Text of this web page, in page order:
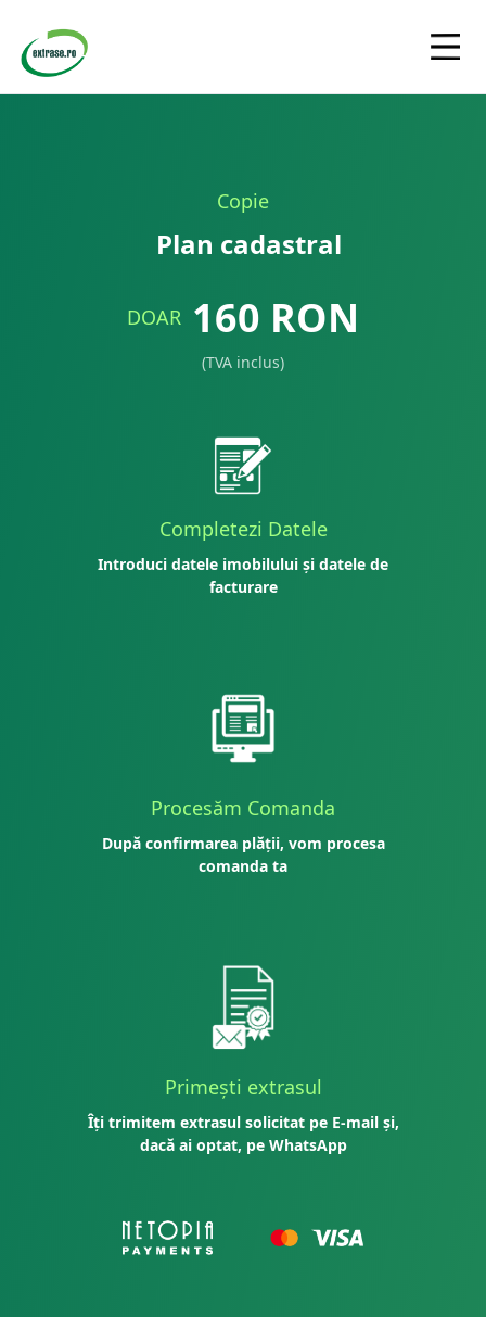
Copie
Plan cadastral
DOAR 160 RON
(TVA inclus)
Completezi Datele
Introduci datele imobilului și datele de
facturare
Procesăm Comanda
După confirmarea plății, vom procesa
comanda ta
Primești extrasul
Îți trimitem extrasul solicitat pe E-mail și,
dacă ai optat, pe WhatsApp